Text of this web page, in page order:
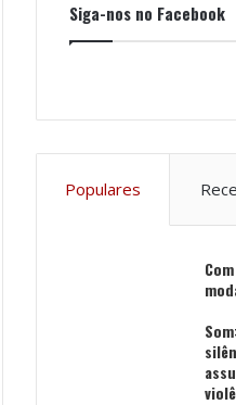
Siga-nos no Facebook
Populares